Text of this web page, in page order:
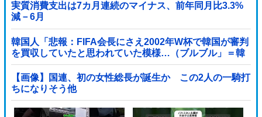
実質消費支出は7カ月連続のマイナス、前年同月比3.3%
減－6月
韓国人「悲報：FIFA会長にさえ2002年W杯で韓国が審判
を買収していたと思われていた模様…（ブルブル」＝韓
国の反応
【画像】国連、初の女性総長が誕生か この2人の一騎打
ちになりそう他